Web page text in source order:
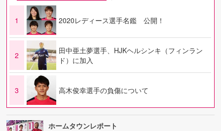
1 2020レディース選手名鑑 公開！
2
田中亜土夢選手、HJKヘルシンキ（フィンラン
ド）に加入
3 高木俊幸選手の負傷について
ホームタウンレポート